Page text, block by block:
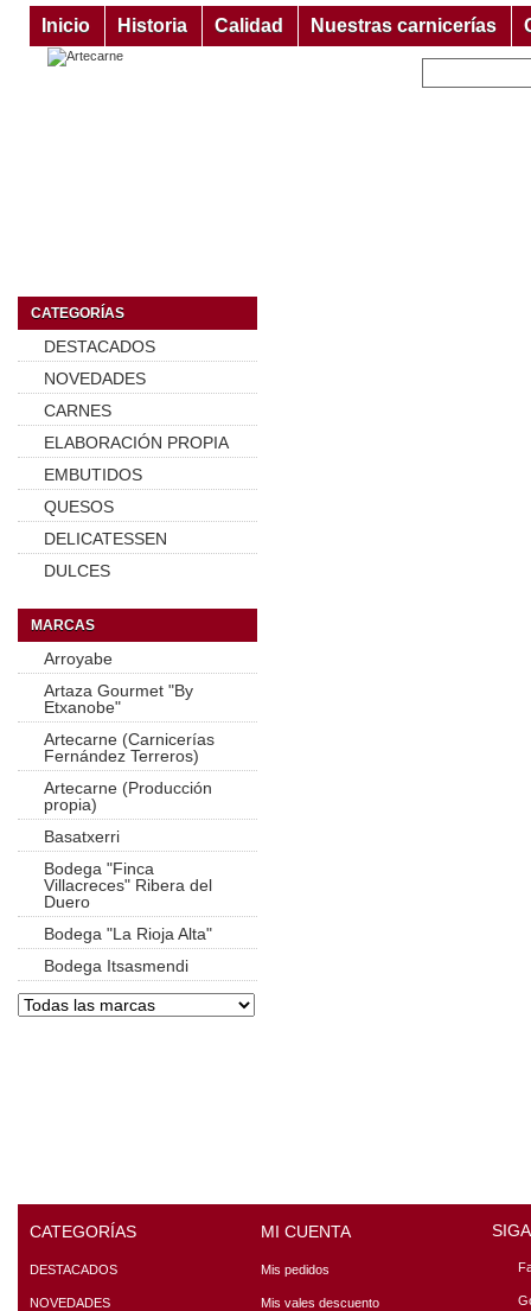
Inicio Historia Calidad Nuestras carnicerías
CATEGORÍAS
DESTACADOS
NOVEDADES
CARNES
ELABORACIÓN PROPIA
EMBUTIDOS
QUESOS
DELICATESSEN
DULCES
MARCAS
Arroyabe
Artaza Gourmet "By
Etxanobe"
Artecarne (Carnicerías
Fernández Terreros)
Artecarne (Producción
propia)
Basatxerri
Bodega "Finca
Villacreces" Ribera del
Duero
Bodega "La Rioja Alta"
Bodega Itsasmendi
CATEGORÍAS
DESTACADOS
NOVEDADES
MI CUENTA
Mis pedidos
Mis vales descuento